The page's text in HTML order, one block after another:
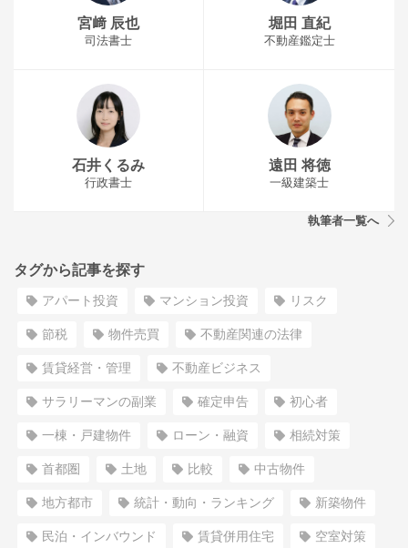
宮﨑 辰也
司法書士
堀田 直紀
不動産鑑定士
石井くるみ
行政書士
遠田 将徳
一級建築士
執筆者一覧へ
タグから記事を探す
アパート投資 マンション投資 リスク
節税 物件売買 不動産関連の法律
賃貸経営・管理 不動産ビジネス
サラリーマンの副業 確定申告 初心者
一棟・戸建物件 ローン・融資 相続対策
首都圏 土地 比較 中古物件
地方都市 統計・動向・ランキング 新築物件
民泊・インバウンド 賃貸併用住宅 空室対策